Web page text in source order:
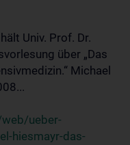
Univ. Prof. Dr.
über „Das
Michael
ueber-
hiesmayr-das-